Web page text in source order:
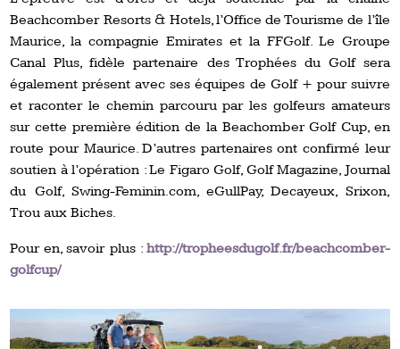
Beachcomber Resorts & Hotels, l’Office de Tourisme de l’île
Maurice, la compagnie Emirates et la FFGolf. Le Groupe
Canal Plus, fidèle partenaire des Trophées du Golf sera
également présent avec ses équipes de Golf + pour suivre
et raconter le chemin parcouru par les golfeurs amateurs
sur cette première édition de la Beachomber Golf Cup, en
route pour Maurice. D’autres partenaires ont confirmé leur
soutien à l’opération : Le Figaro Golf, Golf Magazine, Journal
du Golf, Swing-Feminin.com, eGullPay, Decayeux, Srixon,
Trou aux Biches.
Pour en, savoir plus : http://tropheesdugolf.fr/beachcomber-
golfcup/